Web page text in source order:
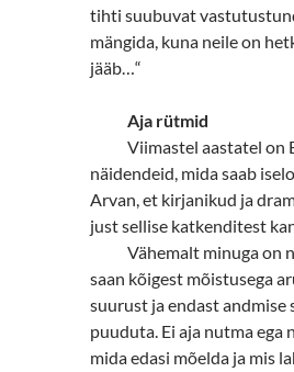
tihti suubuvat
mängida, kuna neile on
jääb…“
Aja rütmid
Viimastel aastatel on
näidendeid, mida saab
Arvan, et kirjanikud ja
just sellise katkenditest
Vähemalt minuga on
saan kõigest mõistusega
suurust ja endast andmise
puuduta. Ei aja nutma ega
mida edasi mõelda ja mis